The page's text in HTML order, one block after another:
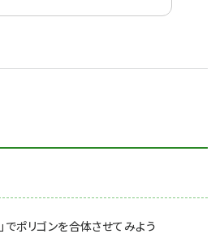
ポリゴンを合体させてみよう